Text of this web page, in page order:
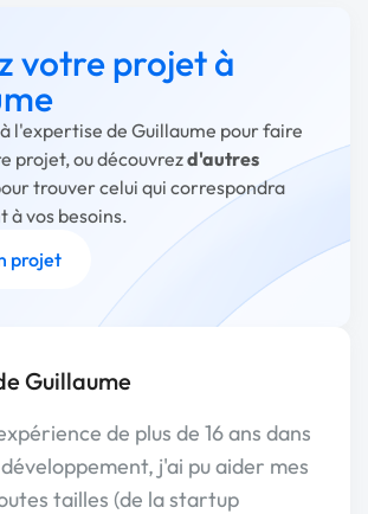
votre projet à
l'expertise de Guillaume pour faire
projet, ou découvrezd'autres
trouver celui qui correspondra
vos besoins.
projet
Guillaume
de plus de 16 ans dans
j'ai pu aider mes
tailles (de la startup